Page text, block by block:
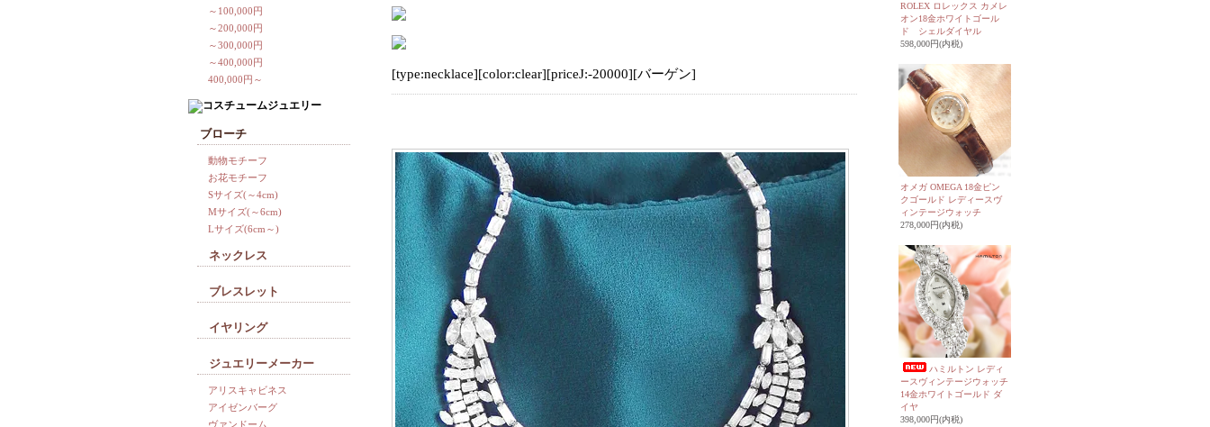
[type:necklace][color:clear][priceJ:-20000][バーゲン]
～100,000円
～200,000円
～300,000円
～400,000円
400,000円～
ブローチ
動物モチーフ
お花モチーフ
Sサイズ(～4cm)
Mサイズ(～6cm)
Lサイズ(6cm～)
ネックレス
ブレスレット
イヤリング
ジュエリーメーカー
アリスキャビネス
アイゼンバーグ
ヴァンドーム
ROLEX ロレックス カメレ
オン18金ホワイトゴール
ド シェルダイヤル
598,000円(内税)
オメガ OMEGA 18金ピン
クゴールド レディースヴ
ィンテージウォッチ
278,000円(内税)
ハミルトン レディ
ースヴィンテージウォッチ
14金ホワイトゴールド ダ
イヤ
398,000円(内税)